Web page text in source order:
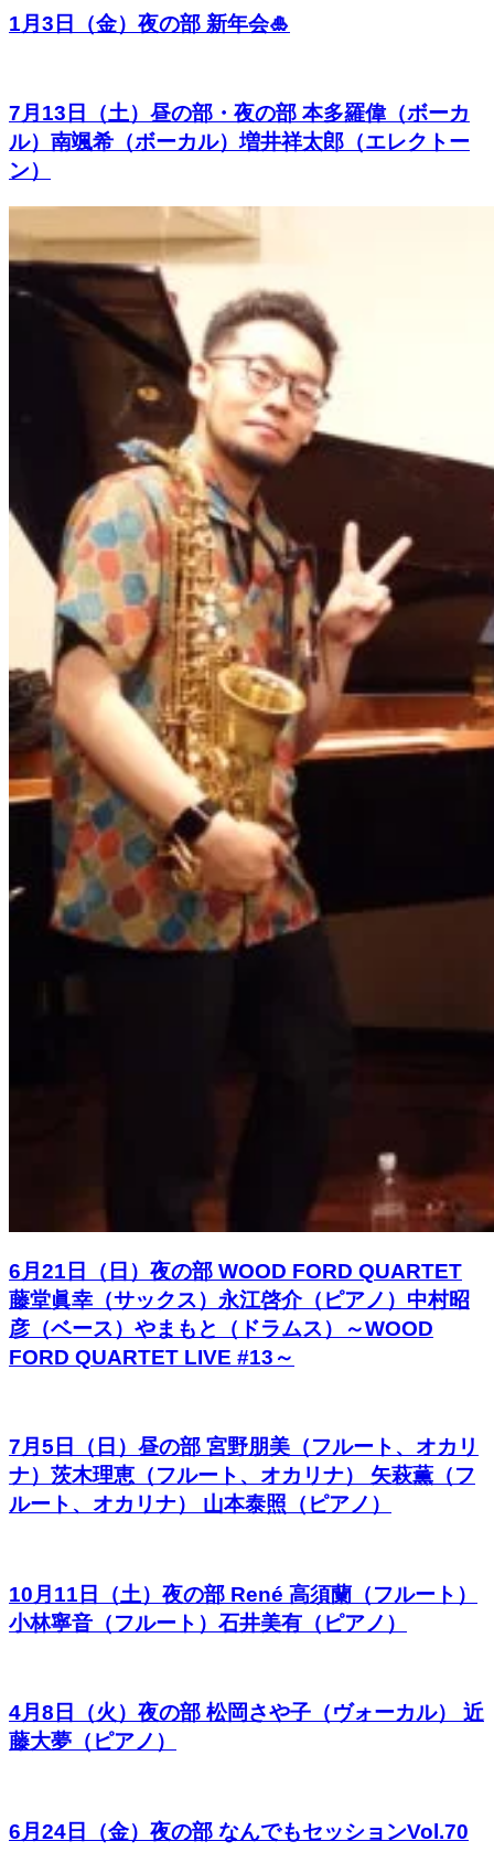
1月3日（金）夜の部 新年会🎍
7月13日（土）昼の部・夜の部 本多羅偉（ボーカ
ル）南颯希（ボーカル）増井祥太郎（エレクトー
ン）
6月21日（日）夜の部 WOOD FORD QUARTET
藤堂眞幸（サックス）永江啓介（ピアノ）中村昭
彦（ベース）やまもと（ドラムス）～WOOD
FORD QUARTET LIVE #13～
7月5日（日）昼の部 宮野朋美（フルート、オカリ
ナ）茨木理恵（フルート、オカリナ） 矢萩薫（フ
ルート、オカリナ） 山本泰照（ピアノ）
10月11日（土）夜の部 René 高須蘭（フルート）
小林寧音（フルート）石井美有（ピアノ）
4月8日（火）夜の部 松岡さや子（ヴォーカル） 近
藤大夢（ピアノ）
6月24日（金）夜の部 なんでもセッションVol.70